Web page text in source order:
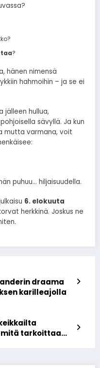
?
hänen nimensä
hahmoihin – ja se ei
jälleen hullua,
sävyllä. Ja kun
mutta varmana, voit
puhuu… hiljaisuudella.
6. elokuuta
herkkinä. Joskus ne
draama
karilleajolla
tarkoittaa